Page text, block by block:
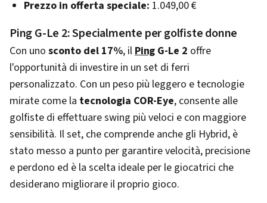
Prezzo in offerta speciale: 1.049,00 €
Ping G-Le 2: Specialmente per golfiste donne
Con uno sconto del 17%, ilPing G-Le 2 offre
l'opportunità di investire in un set di ferri
personalizzato. Con un peso più leggero e tecnologie
mirate come la tecnologia COR-Eye, consente alle
golfiste di effettuare swing più veloci e con maggiore
sensibilità. Il set, che comprende anche gli Hybrid, è
stato messo a punto per garantire velocità, precisione
e perdono ed è la scelta ideale per le giocatrici che
desiderano migliorare il proprio gioco.